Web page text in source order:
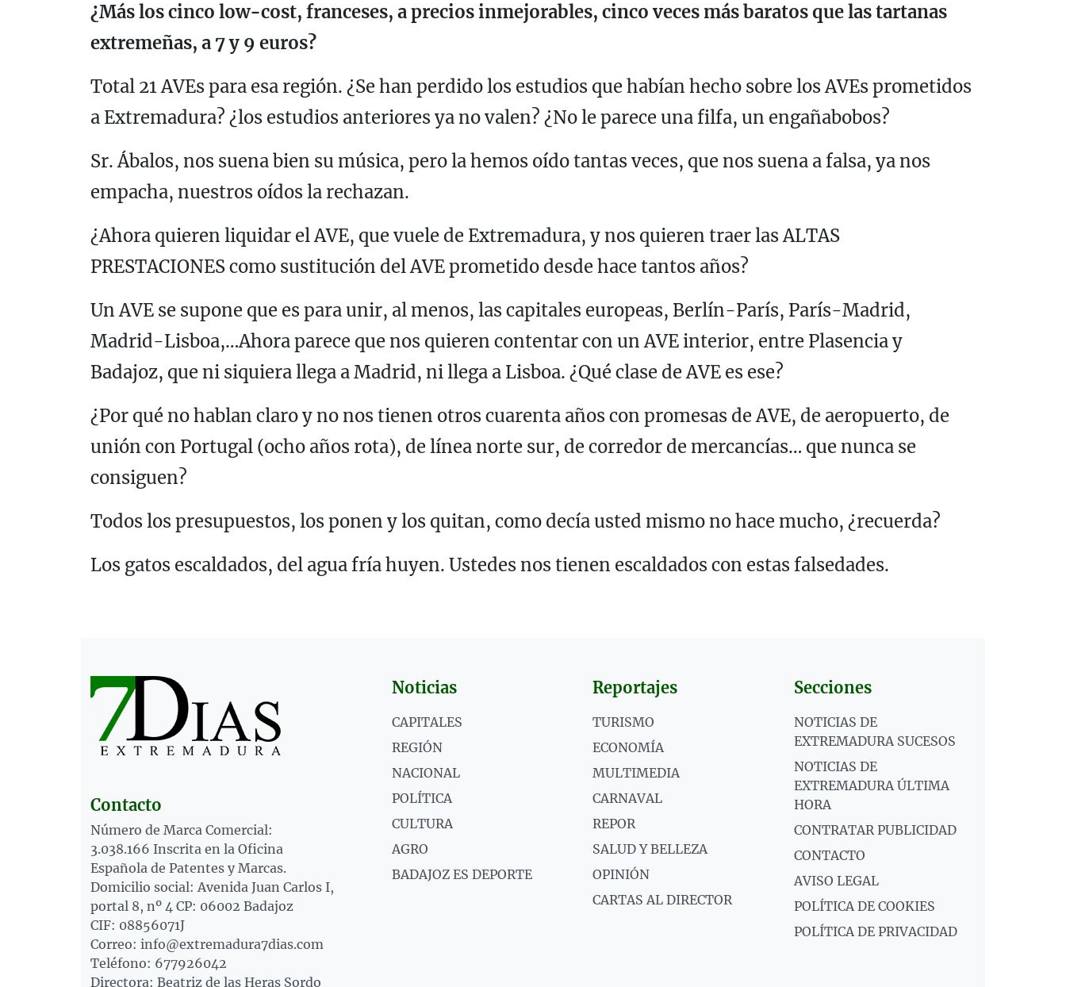
¿Más los cinco low-cost, franceses, a precios inmejorables, cinco veces más baratos que las tartanas
extremeñas, a 7 y 9 euros?
Total 21 AVEs para esa región. ¿Se han perdido los estudios que habían hecho sobre los AVEs prometidos
a Extremadura? ¿los estudios anteriores ya no valen? ¿No le parece una filfa, un engañabobos?
Sr. Ábalos, nos suena bien su música, pero la hemos oído tantas veces, que nos suena a falsa, ya nos
empacha, nuestros oídos la rechazan.
¿Ahora quieren liquidar el AVE, que vuele de Extremadura, y nos quieren traer las ALTAS
PRESTACIONES como sustitución del AVE prometido desde hace tantos años?
Un AVE se supone que es para unir, al menos, las capitales europeas, Berlín-París, París-Madrid,
Madrid-Lisboa,…Ahora parece que nos quieren contentar con un AVE interior, entre Plasencia y
Badajoz, que ni siquiera llega a Madrid, ni llega a Lisboa. ¿Qué clase de AVE es ese?
¿Por qué no hablan claro y no nos tienen otros cuarenta años con promesas de AVE, de aeropuerto, de
unión con Portugal (ocho años rota), de línea norte sur, de corredor de mercancías… que nunca se
consiguen?
Todos los presupuestos, los ponen y los quitan, como decía usted mismo no hace mucho, ¿recuerda?
Los gatos escaldados, del agua fría huyen. Ustedes nos tienen escaldados con estas falsedades.
Contacto
Número de Marca Comercial:
3.038.166 Inscrita en la Oficina
Española de Patentes y Marcas.
Domicilio social: Avenida Juan Carlos I,
portal 8, nº 4 CP: 06002 Badajoz
CIF: 08856071J
Correo: info@extremadura7dias.com
Teléfono: 677926042
Directora: Beatriz de las Heras Sordo
Noticias
CAPITALES
REGIÓN
NACIONAL
POLÍTICA
CULTURA
AGRO
BADAJOZ ES DEPORTE
Reportajes
TURISMO
ECONOMÍA
MULTIMEDIA
CARNAVAL
REPOR
SALUD Y BELLEZA
OPINIÓN
CARTAS AL DIRECTOR
Secciones
NOTICIAS DE
EXTREMADURA SUCESOS
NOTICIAS DE
EXTREMADURA ÚLTIMA
HORA
CONTRATAR PUBLICIDAD
CONTACTO
AVISO LEGAL
POLÍTICA DE COOKIES
POLÍTICA DE PRIVACIDAD